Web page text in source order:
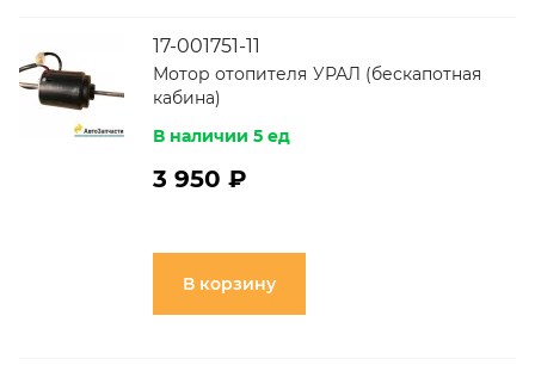
17-001751-11
Мотор отопителя УРАЛ (бескапотная
кабина)
В наличии 5 ед
3 950 ₽
В корзину